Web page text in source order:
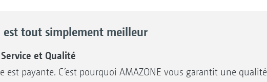
est tout simplement meilleur
et Qualité
est payante. C’est pourquoi AMAZONE vous garantit une qualité